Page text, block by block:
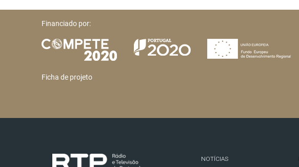
Financiado por:
Ficha de projeto
NOTÍCIAS